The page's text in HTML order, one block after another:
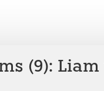
(9):